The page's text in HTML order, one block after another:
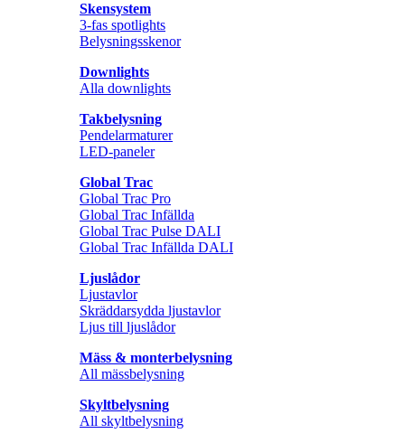
Skensystem
3-fas spotlights
Belysningsskenor
Downlights
Alla downlights
Takbelysning
Pendelarmaturer
LED-paneler
Global Trac
Global Trac Pro
Global Trac Infällda
Global Trac Pulse DALI
Global Trac Infällda DALI
Ljuslådor
Ljustavlor
Skräddarsydda ljustavlor
Ljus till ljuslådor
Mäss & monterbelysning
All mässbelysning
Skyltbelysning
All skyltbelysning